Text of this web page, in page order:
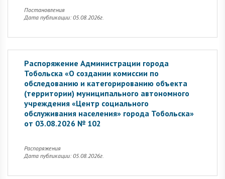
Постановления
Дата публикации: 05.08.2026г.
Распоряжение Администрации города
Тобольска «О создании комиссии по
обследованию и категорированию объекта
(территории) муниципального автономного
учреждения «Центр социального
обслуживания населения» города Тобольска»
от 03.08.2026 № 102
Распоряжения
Дата публикации: 05.08.2026г.